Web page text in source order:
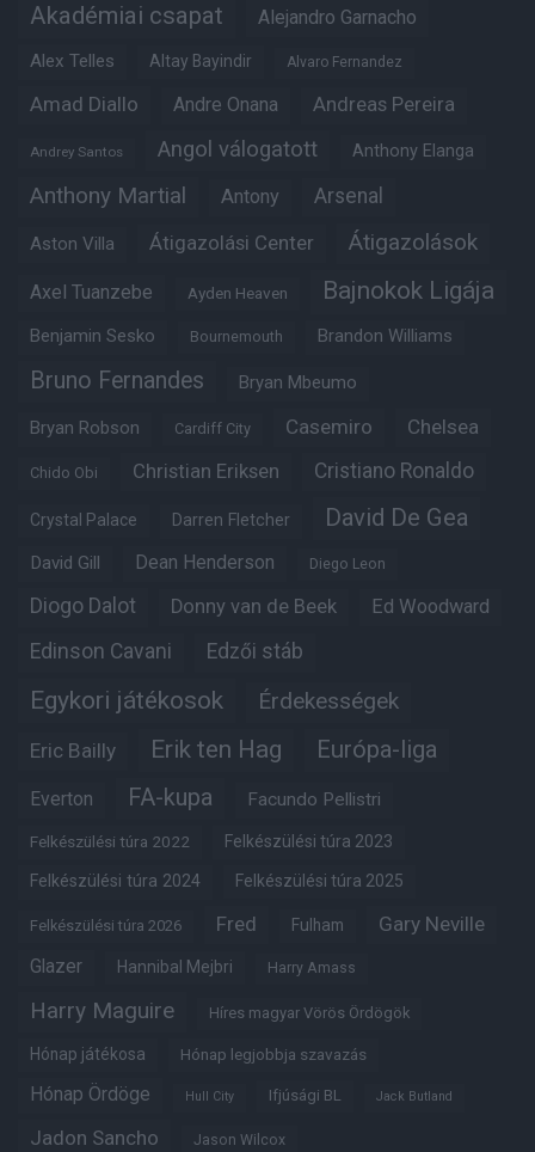
Akadémiai csapat Alejandro Garnacho
Alex Telles Altay Bayindir Alvaro Fernandez
Amad Diallo Andre Onana Andreas Pereira
Andrey Santos Angol válogatott Anthony Elanga
Anthony Martial Antony Arsenal
Aston Villa Átigazolási Center Átigazolások
Axel Tuanzebe Ayden Heaven Bajnokok Ligája
Benjamin Sesko Bournemouth Brandon Williams
Bruno Fernandes Bryan Mbeumo
Bryan Robson Cardiff City Casemiro Chelsea
Chido Obi Christian Eriksen Cristiano Ronaldo
Crystal Palace Darren Fletcher David De Gea
David Gill Dean Henderson Diego Leon
Diogo Dalot Donny van de Beek Ed Woodward
Edinson Cavani Edzői stáb
Egykori játékosok Érdekességek
Eric Bailly Erik ten Hag Európa-liga
Everton FA-kupa Facundo Pellistri
Felkészülési túra 2022 Felkészülési túra 2023
Felkészülési túra 2024 Felkészülési túra 2025
Felkészülési túra 2026 Fred Fulham Gary Neville
Glazer Hannibal Mejbri Harry Amass
Harry Maguire Híres magyar Vörös Ördögök
Hónap játékosa Hónap legjobbja szavazás
Hónap Ördöge Hull City Ifjúsági BL Jack Butland
Jadon Sancho Jason Wilcox